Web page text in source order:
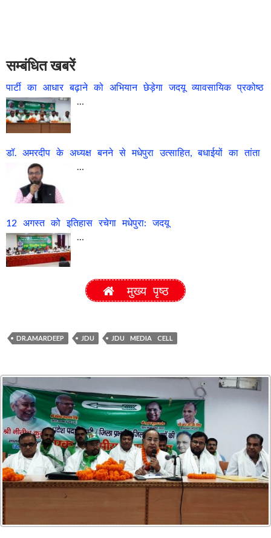
सम्बंधित खबरें
पार्टी का आधार बढ़ाने को अभियान छेड़ेगा जदयू व्यावसायिक प्रकोष्ठ
डॉ. अमरदीप के अध्यक्ष बनने से मधेपुरा उत्साहित, बधाईयों का तांता
…
12 अगस्त को इतिहास रचेगा मधेपुरा: जदयू
…
मुख्य पृष्ठ
DR.AMARDEEP JDU JDU MEDIA CELL